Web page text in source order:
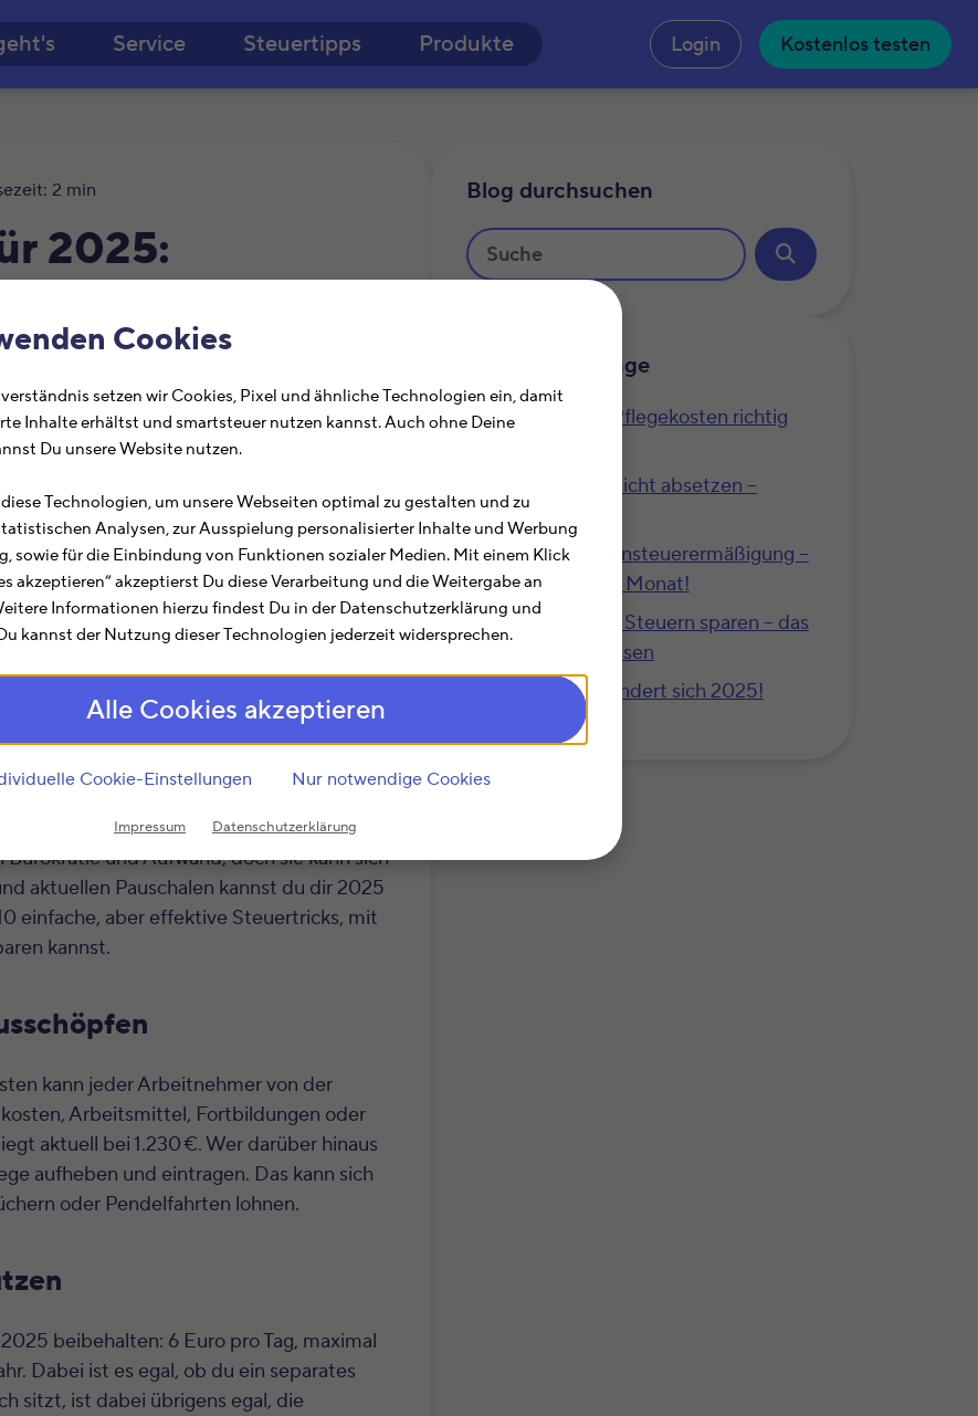
Cookies
setzen wir Cookies, Pixel und ähnliche Technologien ein, damit
Inhalte erhältst und smartsteuer nutzen kannst. Auch ohne Deine
Du unsere Website nutzen.
Technologien, um unsere Webseiten optimal zu gestalten und zu
Analysen, zur Ausspielung personalisierter Inhalte und Werbung
sowie für die Einbindung von Funktionen sozialer Medien. Mit einem Klick
akzeptieren“ akzeptierst Du diese Verarbeitung und die Weitergabe an
Informationen hierzu findest Du in der Datenschutzerklärung und
kannst der Nutzung dieser Technologien jederzeit widersprechen.
Alle Cookies akzeptieren
Cookie-Einstellungen Nur notwendige Cookies
Impressum Datenschutzerklärung
Zum Hauptinhalt springen
Login Kostenlos testen
Service Steuertipps Produkte
2 min
2025:
Bürokratie und Aufwand, doch sie kann sich
aktuellen Pauschalen kannst du dir 2025
einfache, aber effektive Steuertricks, mit
kannst.
kann jeder Arbeitnehmer von der
Arbeitsmittel, Fortbildungen oder
aktuell bei 1.230 €. Wer darüber hinaus
aufheben und eintragen. Das kann sich
oder Pendelfahrten lohnen.
beibehalten: 6 Euro pro Tag, maximal
Dabei ist es egal, ob du ein separates
sitzt, ist dabei übrigens egal, die
Blog durchsuchen
Ähnliche Beiträge
Steuer 2025: Pflegekosten richtig
Das lässt sich nicht absetzen –
unsere Top 10
Antrag auf Lohnsteuerermäßigung –
mehr Netto im Monat!
Beim Hausbau Steuern sparen – das
müssen Sie wissen
Steuern: Das ändert sich 2025!